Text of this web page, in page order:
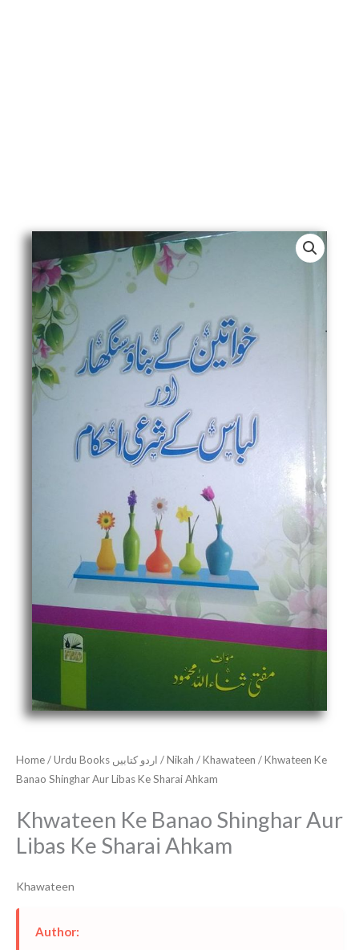
Home/ Urdu Books اردو کتابیں /Nikah /Khawateen / Khwateen Ke
Banao Shinghar Aur Libas Ke Sharai Ahkam
Khwateen Ke Banao Shinghar Aur
Libas Ke Sharai Ahkam
Khawateen
Author:
Banao
Shinghar
Aur
Libas
Sharai
Ahkam